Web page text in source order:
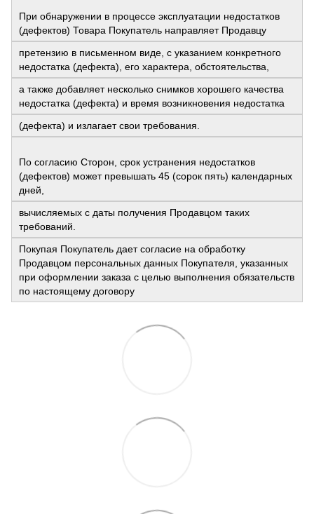
При обнаружении в процессе эксплуатации недостатков
(дефектов) Товара Покупатель направляет Продавцу
претензию в письменном виде, с указанием конкретного
недостатка (дефекта), его характера, обстоятельства,
а также добавляет несколько снимков хорошего качества
недостатка (дефекта) и время возникновения недостатка
(дефекта) и излагает свои требования.
По согласию Сторон, срок устранения недостатков
(дефектов) может превышать 45 (сорок пять) календарных
дней,
вычисляемых с даты получения Продавцом таких
требований.
Покупая Покупатель дает согласие на обработку
Продавцом персональных данных Покупателя, указанных
при оформлении заказа с целью выполнения обязательств
по настоящему договору